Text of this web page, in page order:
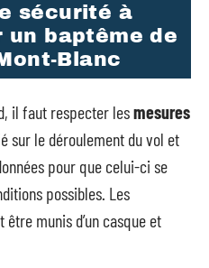
sécurité à
baptême de
Blanc
il faut respecter lesmesures
sur le déroulement du vol et
pour que celui-ci se
possibles. Les
munis d’un casque et